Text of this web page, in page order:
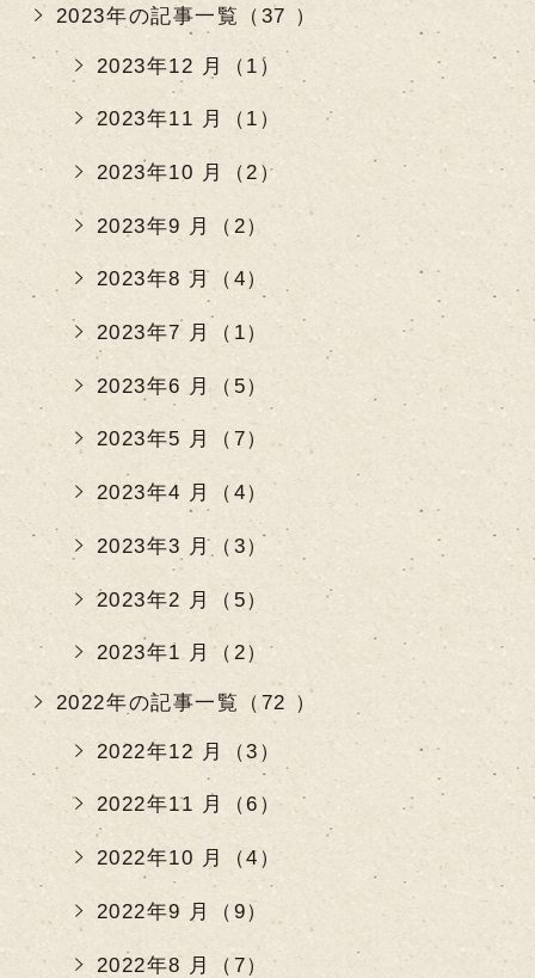
2023年の記事一覧（37 ）
2023年12 月（1）
2023年11 月（1）
2023年10 月（2）
2023年9 月（2）
2023年8 月（4）
2023年7 月（1）
2023年6 月（5）
2023年5 月（7）
2023年4 月（4）
2023年3 月（3）
2023年2 月（5）
2023年1 月（2）
2022年の記事一覧（72 ）
2022年12 月（3）
2022年11 月（6）
2022年10 月（4）
2022年9 月（9）
2022年8 月（7）